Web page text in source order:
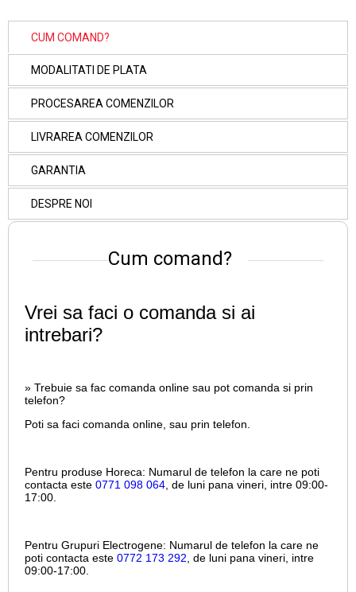
CUM COMAND?
MODALITATI DE PLATA
PROCESAREA COMENZILOR
LIVRAREA COMENZILOR
GARANTIA
DESPRE NOI
Cum comand?
Vrei sa faci o comanda si ai
intrebari?
» Trebuie sa fac comanda online sau pot comanda si prin
telefon?
Poti sa faci comanda online, sau prin telefon.
Pentru produse Horeca: Numarul de telefon la care ne poti
contacta este 0771 098 064, de luni pana vineri, intre 09:00-
17:00.
Pentru Grupuri Electrogene: Numarul de telefon la care ne
poti contacta este 0772 173 292, de luni pana vineri, intre
09:00-17:00.